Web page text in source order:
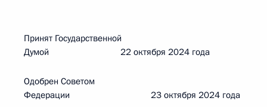
Принят Государственной
Думой 22 октября 2024 года
Одобрен Советом
Федерации 23 октября 2024 года